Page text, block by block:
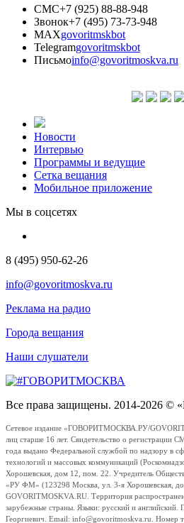
СМС+7 (925) 88-88-948
Звонок+7 (495) 73-73-948
MAXgovoritmskbot
Telegramgovoritmskbot
Письмоinfo@govoritmoskva.ru
Новости
Интервью
Программы и ведущие
Сетка вещания
Мобильное приложение
Мы в соцсетях
8 (495) 950-62-26
info@govoritmoskva.ru
Реклама на радио
Города вещания
Наши слушатели
Все права защищены. 2014-2026 ©
Сетевое издание «ГОВОРИТМОСКВА.РУ/
лиц старше 16 лет. Свидетельство о
года выдано Федеральной службой по надзору в
технологий и массовых коммуникаций
Хорошевская, дом 12, пом. 22. Учредитель
«РУ ФМ» (123298 Москва, ул. 3-я Хорошевская,
GOVORITMOSKVA.RU. Территория
зарубежные страны. Языки: русский и английский.
Георгиевич. Email: info@govoritmoskva.ru. Номер